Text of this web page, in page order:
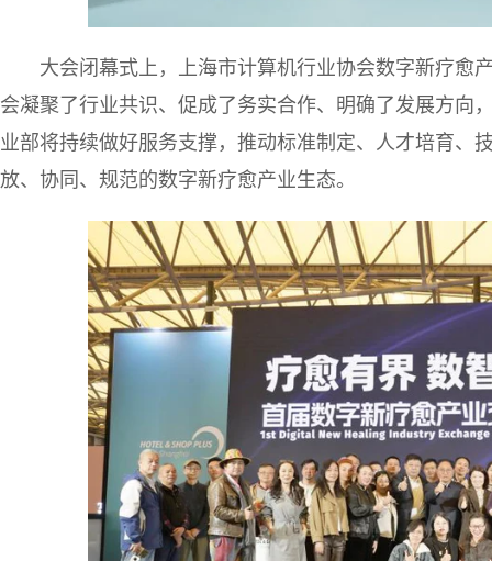
大会闭幕式上，上海市计算机行业协会数字新疗愈
会凝聚了行业共识、促成了务实合作、明确了发展方向
业部将持续做好服务支撑，推动标准制定、人才培育、
放、协同、规范的数字新疗愈产业生态。